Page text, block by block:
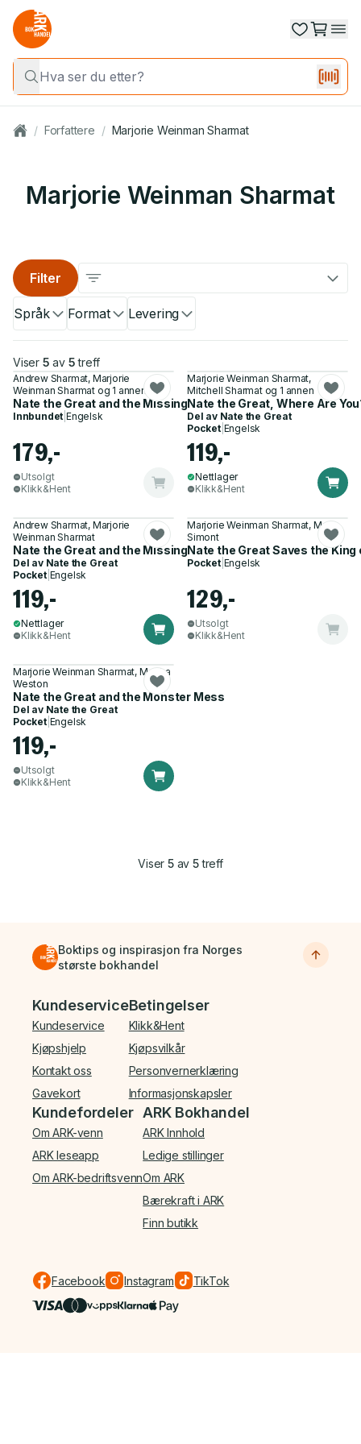
/ Forfattere / Marjorie Weinman Sharmat
Marjorie Weinman Sharmat
Språk Format Levering
Filter
Viser 5 av 5 treff
Andrew Sharmat, Marjorie
Weinman Sharmat og 1 annen
Nate the Great and the Missing Birthday Snake
Innbundet |Engelsk
179,-
Utsolgt
Klikk&Hent
Marjorie Weinman Sharmat,
Mitchell Sharmat og 1 annen
Nate the Great, Where Are
Del av Nate the Great
Pocket| Engelsk
119,-
Nettlager
Klikk&Hent
Andrew Sharmat, Marjorie
Weinman Sharmat
Nate the Great and the Missing Birthday Snake
Del av Nate the Great
Pocket| Engelsk
119,-
Nettlager
Klikk&Hent
Marjorie Weinman Sharmat, Marc
Simont
Nate the Great Saves the King
Pocket| Engelsk
129,-
Utsolgt
Klikk&Hent
Marjorie Weinman Sharmat, Martha
Weston
Nate the Great and the Monster Mess
Del av Nate the Great
Pocket| Engelsk
119,-
Utsolgt
Klikk&Hent
Viser5av 5treff
Boktips og inspirasjon fra Norges
største bokhandel
Bunnmeny
Kundeservice
Kundeservice
Kjøpshjelp
Kontakt oss
Gavekort
Betingelser
Klikk&Hent
Kjøpsvilkår
Personvernerklæring
Informasjonskapsler
Kundefordeler
Om ARK-venn
ARK leseapp
Om ARK-bedriftsvenn
ARK Bokhandel
ARK Innhold
Ledige stillinger
Om ARK
Bærekraft i ARK
Finn butikk
Facebook Instagram TikTok